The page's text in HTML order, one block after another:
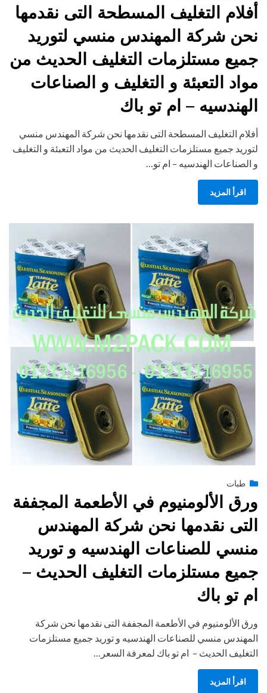
on
أفلام التغليف المسطحة التى نقدمها
نحن شركة المهندس منسي لتوريد
جميع مستلزمات التغليف الحديث من
مواد التعبئة و التغليف و الصناعات
الهندسيه – ام تو باك
أفلام التغليف المسطحة التى نقدمها نحن شركة المهندس منسي
لتوريد جميع مستلزمات التغليف الحديث من مواد التعبئة و التغليف
و الصناعات الهندسيه – ام تو…
اقرأ المزيد
engmansyPosted
يونيو 30, 2015
طبات
ورق الألومنيوم في الأطعمة المجففة
التى نقدمها نحن شركة المهندس
منسي للصناعات الهندسيه و توريد
جميع مستلزمات التغليف الحديث –
ام تو باك
ورق الألومنيوم في الأطعمة المجففة التى نقدمها نحن شركة
المهندس منسي للصناعات الهندسيه و توريد جميع مستلزمات
التغليف الحديث – ام تو باك لمعرفة السعر…
اقرأ المزيد